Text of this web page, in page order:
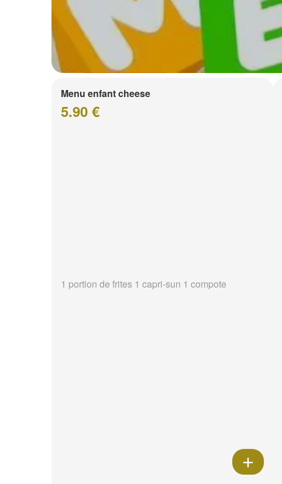
Menu enfant cheese
5.90 €
1 portion de frites 1 capri-sun 1 compote